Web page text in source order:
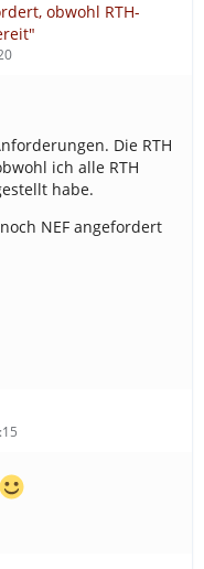
obwohl RTH-
Die RTH
ich alle RTH
habe.
NEF angefordert